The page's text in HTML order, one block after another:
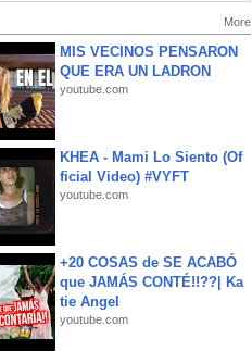
More
MIS VECINOS PENSARON
QUE ERA UN LADRON
youtube.com
KHEA - Mami Lo Siento (Of
ficial Video) #VYFT
youtube.com
+20 COSAS de SE ACABÓ
que JAMÁS CONTÉ!!??| Ka
tie Angel
youtube.com